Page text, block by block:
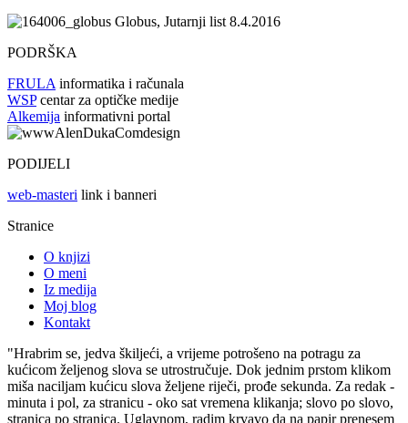
Globus, Jutarnji list 8.4.2016
PODRŠKA
FRULA informatika i računala
WSPcentar za optičke medije
Alkemija informativni portal
PODIJELI
web-masteri link i banneri
Stranice
O knjizi
O meni
Iz medija
Moj blog
Kontakt
"Hrabrim se, jedva škiljeći, a vrijeme potrošeno na potragu za
kućicom željenog slova se utrostručuje. Dok jednim prstom klikom
miša naciljam kućicu slova željene riječi, prođe sekunda. Za redak -
minuta i pol, za stranicu - oko sat vremena klikanja; slovo po slovo,
stranica po stranica. Uglavnom, radim krvavo da na papir prenesem